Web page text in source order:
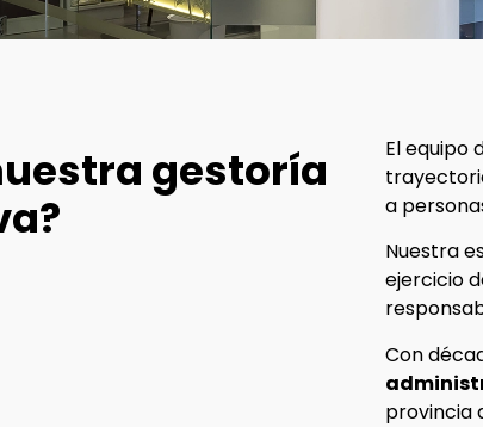
gestoría
El equipo
a
Nuestra
ejercicio
Con
provincia